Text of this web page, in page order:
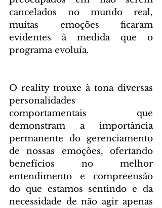
cancelados no mundo real,
muitas emoções ficaram
evidentes à medida que o
programa evoluía.
O reality trouxe à tona diversas
personalidades
comportamentais que
demonstram a importância
permanente do gerenciamento
de nossas emoções, ofertando
benefícios no melhor
entendimento e compreensão
do que estamos sentindo e da
necessidade de não agir apenas